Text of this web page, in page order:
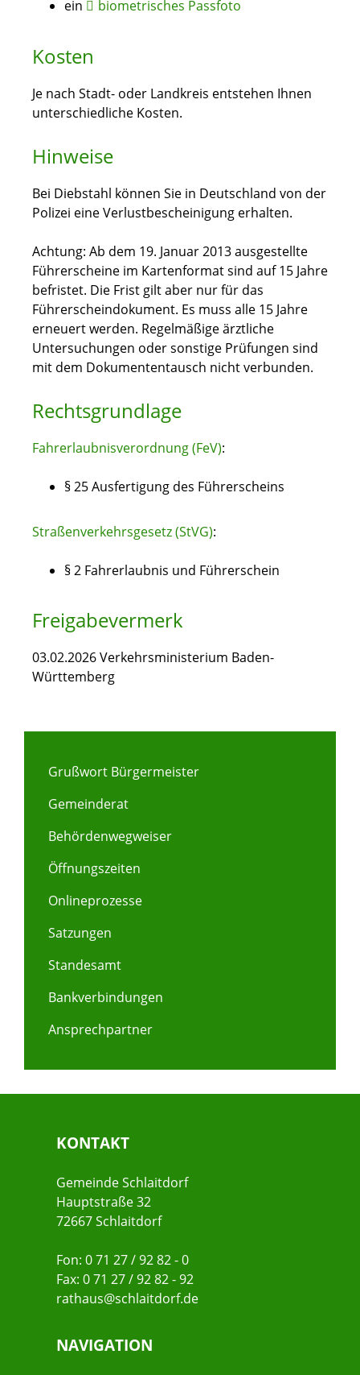
ein biometrisches Passfoto
Kosten
Je nach Stadt- oder Landkreis entstehen Ihnen
unterschiedliche Kosten.
Hinweise
Bei Diebstahl können Sie in Deutschland von der
Polizei eine Verlustbescheinigung erhalten.
Achtung: Ab dem 19. Januar 2013 ausgestellte
Führerscheine im Kartenformat sind auf 15 Jahre
befristet. Die Frist gilt aber nur für das
Führerscheindokument. Es muss alle 15 Jahre
erneuert werden. Regelmäßige ärztliche
Untersuchungen oder sonstige Prüfungen sind
mit dem Dokumententausch nicht verbunden.
Rechtsgrundlage
Fahrerlaubnisverordnung (FeV):
§ 25 Ausfertigung des Führerscheins
Straßenverkehrsgesetz (StVG):
§ 2 Fahrerlaubnis und Führerschein
Freigabevermerk
03.02.2026 Verkehrsministerium Baden-
Württemberg
Grußwort Bürgermeister
Gemeinderat
Behördenwegweiser
Öffnungszeiten
Onlineprozesse
Satzungen
Standesamt
Bankverbindungen
Ansprechpartner
KONTAKT
Gemeinde Schlaitdorf
Hauptstraße 32
72667 Schlaitdorf
Fon: 0 71 27 / 92 82 - 0
Fax: 0 71 27 / 92 82 - 92
rathaus@schlaitdorf.de
NAVIGATION